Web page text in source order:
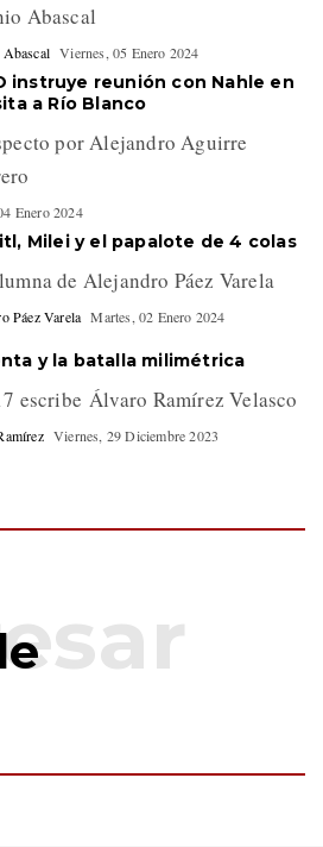
Abascal
Viernes, 05 Enero 2024
instruye reunión con Nahle en
a Río Blanco
por Alejandro Aguirre
Enero 2024
Milei y el papalote de 4 colas
de Alejandro Páez Varela
Páez Varela Martes, 02 Enero 2024
y la batalla milimétrica
escribe Álvaro Ramírez Velasco
Viernes, 29 Diciembre 2023